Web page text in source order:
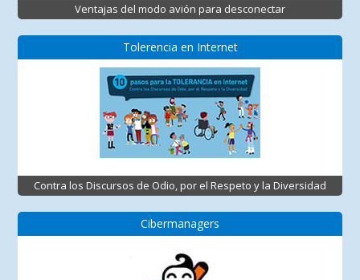
Ventajas del modo avión para desconectar
Tolerencia en Internet
Contra los Discursos de Odio, por el Respeto y la Diversidad
Cibermanagers